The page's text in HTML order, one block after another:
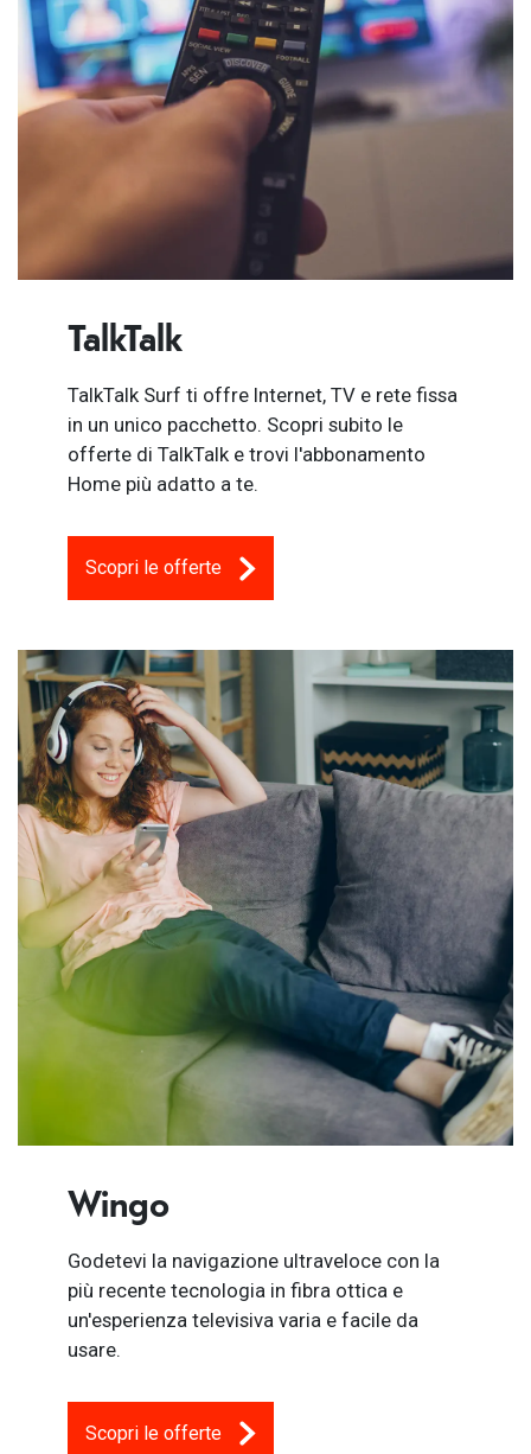
TalkTalk
TalkTalk Surf ti offre Internet, TV e rete fissa
in un unico pacchetto. Scopri subito le
offerte di TalkTalk e trovi l'abbonamento
Home più adatto a te.
Scopri le offerte
Wingo
Godetevi la navigazione ultraveloce con la
più recente tecnologia in fibra ottica e
un'esperienza televisiva varia e facile da
usare.
Scopri le offerte